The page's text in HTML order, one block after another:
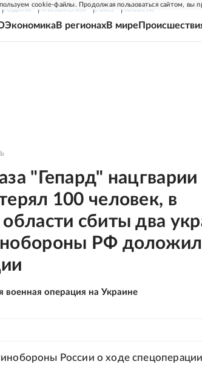
cookie-файлы. Продолжая пользоваться сайтом, вы
РОДИНА ПРИЛОЖЕНИЯ СОЮЗ НОВОСТИ
ЭкономикаВ регионахВ мире
"Гепард" нацгварии
100 человек, в
сбиты два
РФ
военная операция на Украине
России о ходе спецоперации